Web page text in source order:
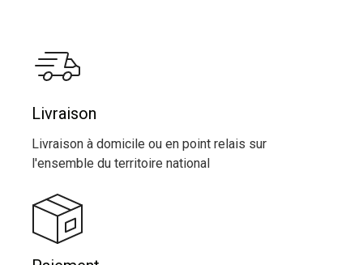
Livraison
Livraison à domicile ou en point relais sur
l'ensemble du territoire national